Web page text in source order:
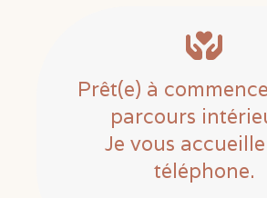
Prêt(e) à
parcours
Je vous
téléphone.